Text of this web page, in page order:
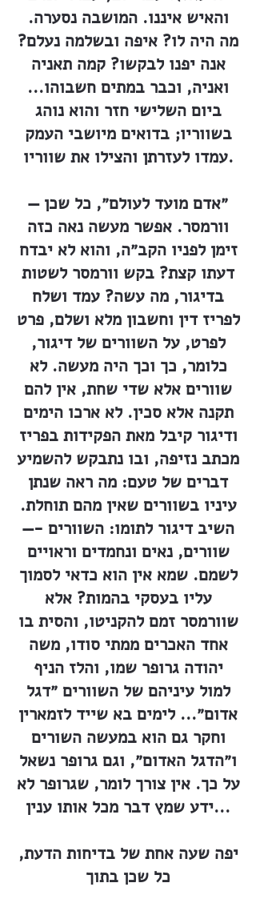
והאיש איננו. המושבה נסערה.
מה היה לו? איפה ובשלמה נעלם?
אנה יפנו לבקשו? קמה תאניה
ואניה, וכבר במתים חשבוהו...
ביום השלישי חזר והוא נוהג
בשווריו; בדואים מיושבי העמק
עמדו לעזרתן והצילו את שווריו.
״אדם מועד לעולם״, כל שכן —
וורמסר. אפשר מעשה נאה כזה
זימן לפניו הקב״ה, והוא לא יבדח
דעתו קצת? בקש וורמסר לשטות
בדיגור, מה עשה? עמד ושלח
לפריז דין וחשבון מלא ושלם, פרט
לפרט, על השוורים של דיגור,
כלומר, כך וכך היה מעשה. לא
שוורים אלא שדי שחת, אין להם
תקנה אלא סכין. לא ארכו הימים
ודיגור קיבל מאת הפקידות בפריז
מכתב נזיפה, ובו נתבקש להשמיע
דברים של טעם: מה ראה שנתן
עיניו בשוורים שאין מהם תוחלת.
השיב דיגור לתומו: השוורים -—
שוורים, נאים ונחמדים וראויים
לשמם. שמא אין הוא כדאי לסמוך
עליו בעסקי בהמות? אלא
שוורמסר זמם להקניטו, והסית בו
אחד האכרים ממתי סודו, משה
יהודה גרופר שמו, והלז הניף
למול עיניהם של השוורים ״דגל
אדום״... לימים בא שייד לזמארין
וחקר גם הוא במעשה השורים
ו״הדגל האדום״, וגם גרופר נשאל
על כך. אין צורך לומר, שגרופר לא
ידע שמץ דבר מכל אותו ענין...
יפה שעה אחת של בדיחות הדעת,
כל שכן בתוך